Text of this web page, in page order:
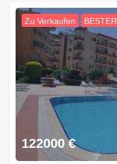
Zu Verkaufen
122000 €